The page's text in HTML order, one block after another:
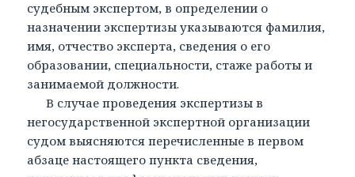
судебным экспертом, в определении о
назначении экспертизы указываются фамилия,
имя, отчество эксперта, сведения о его
образовании, специальности, стаже работы и
занимаемой должности.
В случае проведения экспертизы в
негосударственной экспертной организации
судом выясняются перечисленные в первом
абзаце настоящего пункта сведения,